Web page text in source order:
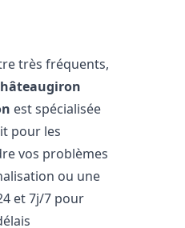
très fréquents,
est spécialisée
pour les
vos problèmes
ou une
et 7j/7 pour